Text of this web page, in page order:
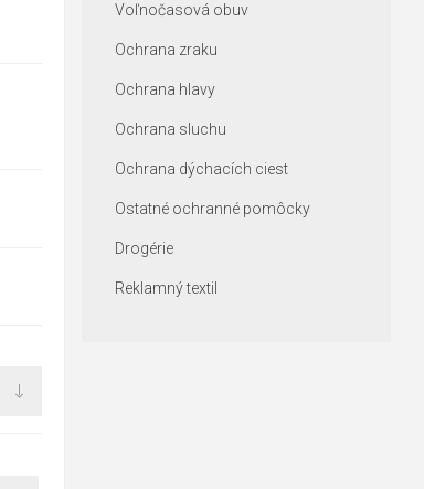
Voľnočasová obuv
Ochrana zraku
Ochrana hlavy
Ochrana sluchu
Ochrana dýchacích ciest
Ostatné ochranné pomôcky
Drogérie
Reklamný textil